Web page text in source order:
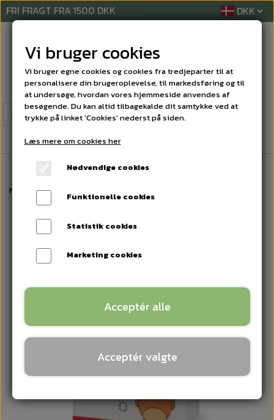
FRI FRAGT FRA 1500 DKK
Forside LYKØNSKNINGSKORT
Vi bruger cookies
Vi bruger egne cookies og cookies fra tredjeparter til at
personalisere din brugeroplevelse, til markedsføring og til
at undersøge, hvordan vores hjemmeside anvendes af
besøgende. Du kan altid tilbagekalde dit samtykke ved at
trykke på linket 'Cookies' nederst på siden.
Læs mere om cookies her
Nødvendige cookies
Funktionelle cookies
Statistik cookies
Marketing cookies
Acceptér alle
Acceptér valgte